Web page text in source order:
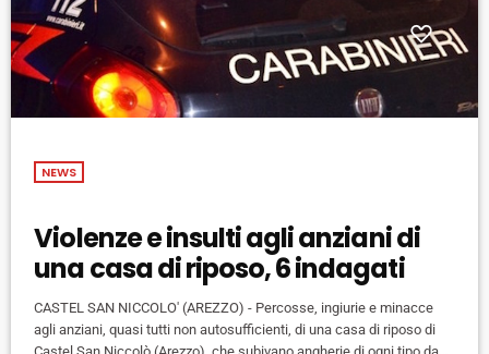
NEWS
Violenze e insulti agli anziani di
una casa di riposo, 6 indagati
CASTEL SAN NICCOLO' (AREZZO) - Percosse, ingiurie e minacce
agli anziani, quasi tutti non autosufficienti, di una casa di riposo di